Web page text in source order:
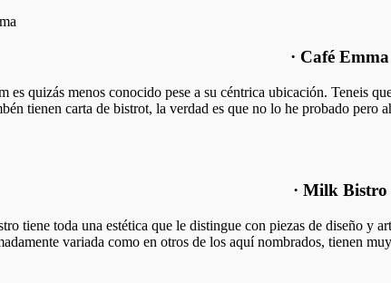
· Café Emma
quizás menos conocido pese a su céntrica ubicación. Teneis
tienen carta de bistrot, la verdad es que no lo he probado pero
· Milk Bistro
tiene toda una estética que le distingue con piezas de diseño y
variada como en otros de los aquí nombrados, tienen